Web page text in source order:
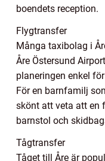
boendets reception.
Flygtransfer
Många taxibolag i
Åre Östersund
planeringen enkel
För en barnfamilj
skönt att veta att en
barnstol och
Tågtransfer
Tåget till Åre är